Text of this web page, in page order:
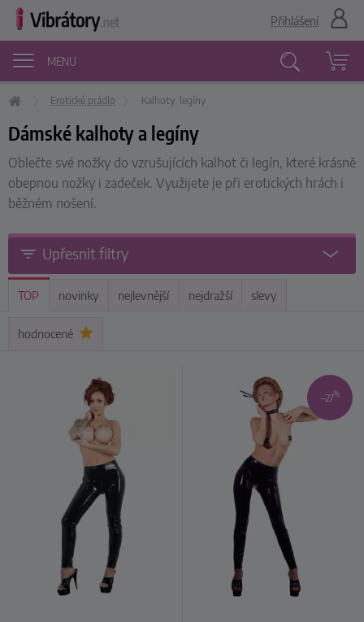
MENU
Přihlášení
Erotické prádlo Kalhoty, legíny
Dámské kalhoty a legíny
Oblečte své nožky do vzrušujících kalhot či legín, které krásně
obepnou nožky i zadeček. Využijete je při erotických hrách i
běžném nošení.
Upřesnit filtry
TOP novinky nejlevnější nejdražší slevy
hodnocené
–27%